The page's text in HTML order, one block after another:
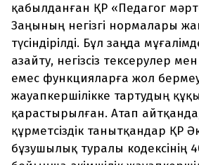
қабылданған ҚР «Педагог
Заңының негізгі нормалары
түсіндірілді. Бұл заңда
азайту, негізсіз тексерулер
емес функцияларға жол
жауапкершілікке тартудың
қарастырылған. Атап
құрметсіздік танытқандар ҚР
бұзушылық туралы кодексінің